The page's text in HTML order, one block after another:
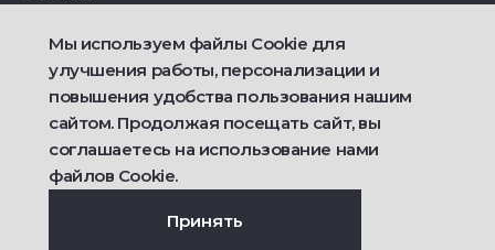
Дизайнерам
Фирменные салоны
2021 — 2026 © Estima
Политика конфиденциальности
Договор публичной оферты о продаже товаров
Ametist IT
Мы используем файлы Cookie для
улучшения работы, персонализации и
повышения удобства пользования нашим
сайтом. Продолжая посещать сайт, вы
соглашаетесь на использование нами
файлов Cookie.
Принять